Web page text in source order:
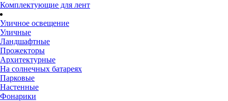
Комплектующие для лент
Уличное освещение
Уличные
Ландшафтные
Прожекторы
Архитектурные
На солнечных батареях
Парковые
Настенные
Фонарики